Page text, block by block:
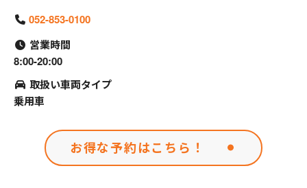
052-853-0100
営業時間
8:00-20:00
取扱い車両タイプ
乗用車
お得な予約はこちら！